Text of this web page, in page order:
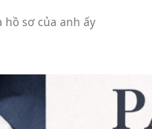
hồ sơ của anh ấy